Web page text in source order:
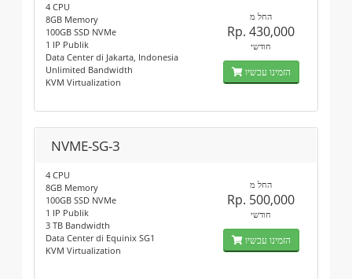
4 CPU
8GB Memory
100GB SSD NVMe
1 IP Publik
Data Center di Jakarta, Indonesia
Unlimited Bandwidth
KVM Virtualization
החל מ
Rp. 430,000
חודשי
הזמינו עכשיו
NVME-SG-3
4 CPU
8GB Memory
100GB SSD NVMe
1 IP Publik
3 TB Bandwidth
Data Center di Equinix SG1
KVM Virtualization
החל מ
Rp. 500,000
חודשי
הזמינו עכשיו